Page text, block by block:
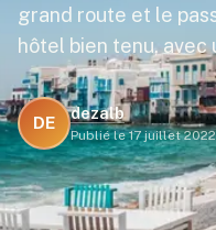
grand route et le
hôtel bien tenu, avec
DE
dezalb
Publié le 17 juillet 2022